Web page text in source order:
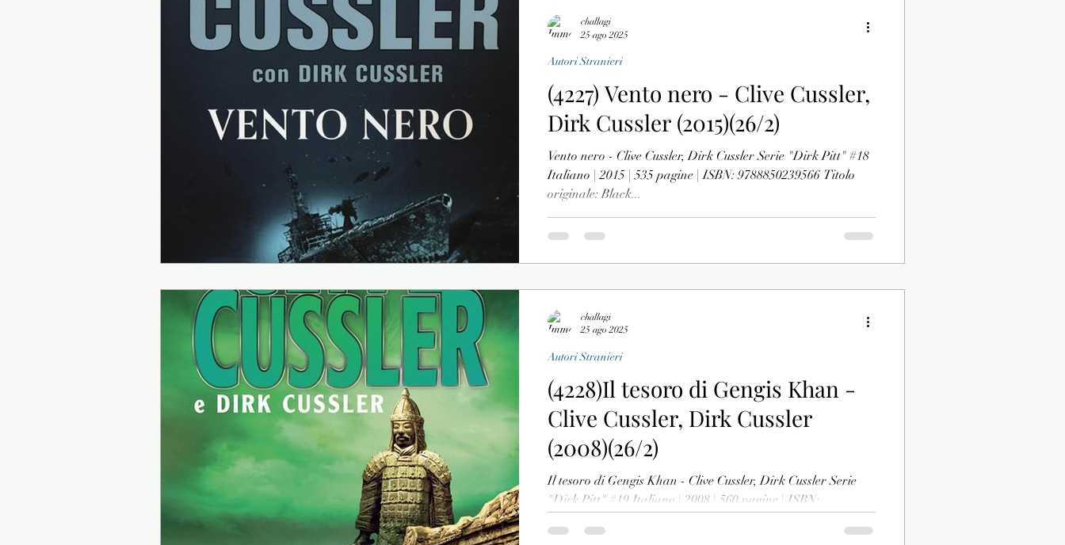
(4227) Vento nero - Clive Cussler,
Dirk Cussler (2015)(26/2)
Vento nero - Clive Cussler, Dirk Cussler Serie "Dirk Pitt" #18
Italiano | 2015 | 535 pagine | ISBN: 9788850239566 Titolo
originale: Black...
Autori Stranieri
challagi
25 ago 2025
(4228)Il tesoro di Gengis Khan -
Clive Cussler, Dirk Cussler
(2008)(26/2)
Il tesoro di Gengis Khan - Clive Cussler, Dirk Cussler Serie
"Dirk Pitt" #19 Italiano | 2008 | 560 pagine | ISBN:
Autori Stranieri
challagi
25 ago 2025